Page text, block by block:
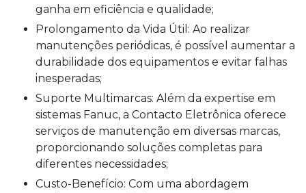
ganha em eficiência e qualidade;
Prolongamento da Vida Útil: Ao realizar
manutenções periódicas, é possível aumentar a
durabilidade dos equipamentos e evitar falhas
inesperadas;
Suporte Multimarcas: Além da expertise em
sistemas Fanuc, a Contacto Eletrônica oferece
serviços de manutenção em diversas marcas,
proporcionando soluções completas para
diferentes necessidades;
Custo-Benefício: Com uma abordagem